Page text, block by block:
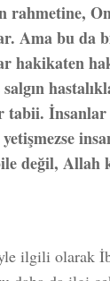
rahmetine,
Ama bu da
hakikaten
tabii. İnsanlar
değil, Allah
ilgili olarak